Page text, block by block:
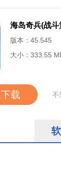
海岛奇兵(战斗
版本：45.545
大小：333.55
载 不